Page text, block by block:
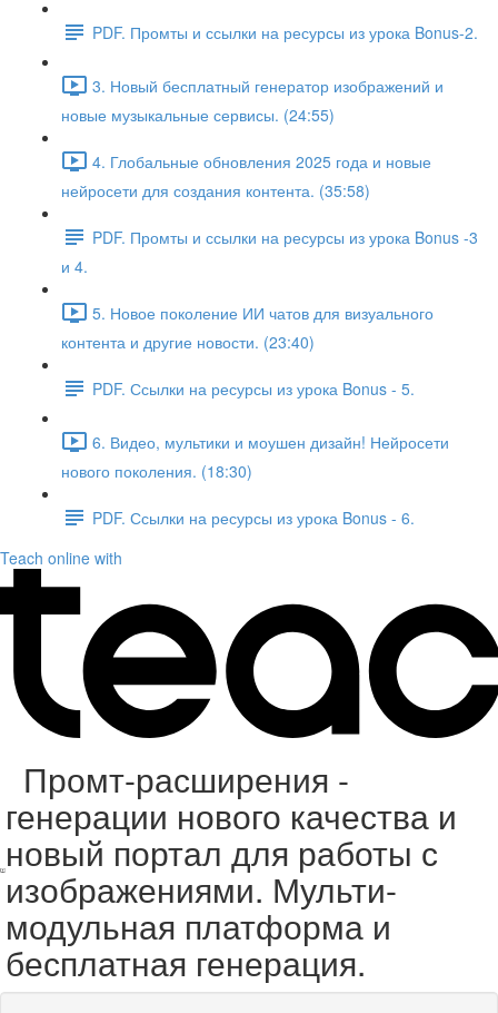
PDF. Промты и ссылки на ресурсы из урока Bonus-2.
3. Новый бесплатный генератор изображений и
новые музыкальные сервисы. (24:55)
4. Глобальные обновления 2025 года и новые
нейросети для создания контента. (35:58)
PDF. Промты и ссылки на ресурсы из урока Bonus -3
и 4.
5. Новое поколение ИИ чатов для визуального
контента и другие новости. (23:40)
PDF. Ссылки на ресурсы из урока Bonus - 5.
6. Видео, мультики и моушен дизайн! Нейросети
нового поколения. (18:30)
PDF. Ссылки на ресурсы из урока Bonus - 6.
Teach online with
Промт-расширения -
генерации нового качества и
новый портал для работы с
изображениями. Мульти-
модульная платформа и
бесплатная генерация.